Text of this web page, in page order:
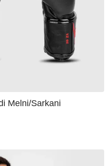
Melni/Sarkani